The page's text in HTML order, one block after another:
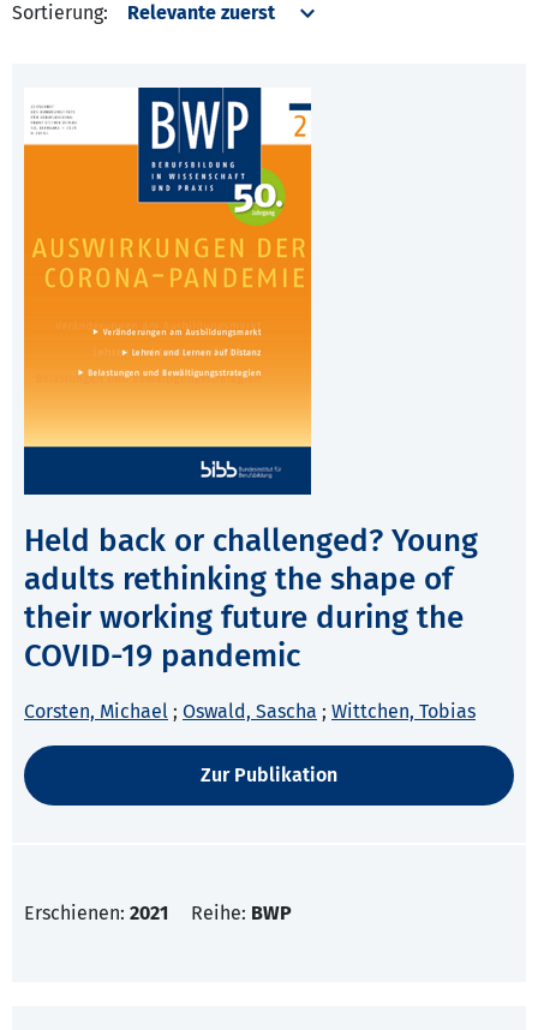
Sortierung:
Held back or challenged? Young
adults rethinking the shape of
their working future during the
COVID-19 pandemic
Corsten, Michael ; Oswald, Sascha ; Wittchen, Tobias
Zur Publikation
Erschienen: 2021 Reihe: BWP